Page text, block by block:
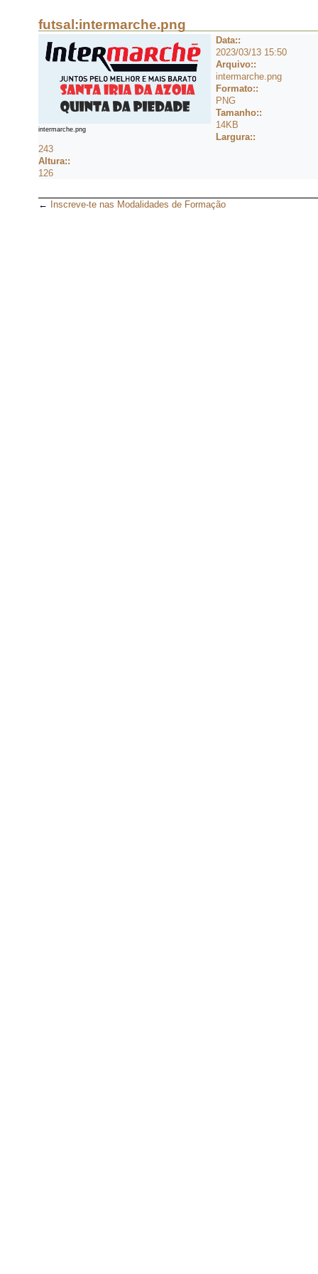
futsal:intermarche.png
intermarche.png
Data::
2023/03/13 15:50
Arquivo::
intermarche.png
Formato::
PNG
Tamanho::
14KB
Largura::
243
Altura::
126
← Inscreve-te nas Modalidades de Formação